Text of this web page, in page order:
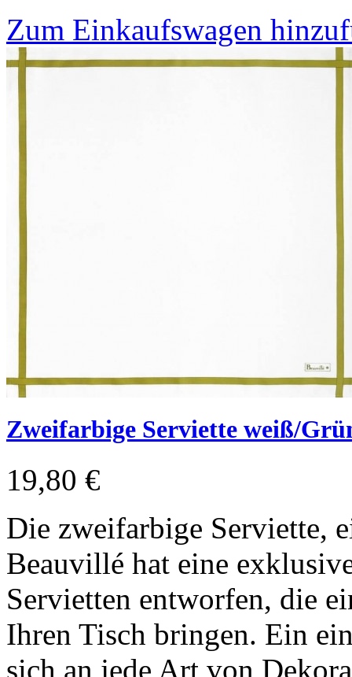
Zum Einkaufswagen
Zweifarbige Serviette weiß/
19,80 €
Die zweifarbige Serviette,
Beauvillé hat eine
Servietten entworfen, die
Ihren Tisch bringen. Ein
sich an jede Art von